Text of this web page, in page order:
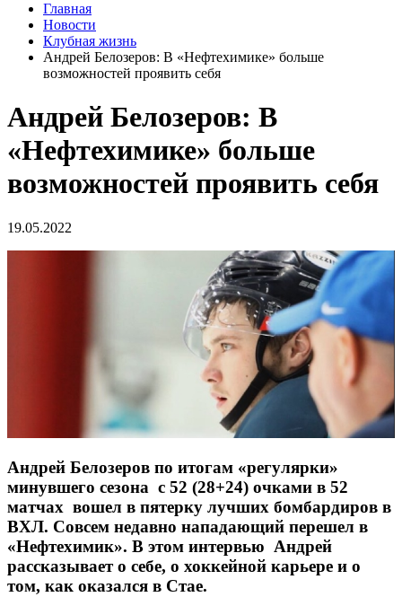
Главная
Новости
Клубная жизнь
Андрей Белозеров: В «Нефтехимике» больше
возможностей проявить себя
Андрей Белозеров: В
«Нефтехимике» больше
возможностей проявить себя
19.05.2022
Андрей Белозеров по итогам «регулярки»
минувшего сезона с 52 (28+24) очками в 52
матчах вошел в пятерку лучших бомбардиров в
ВХЛ. Совсем недавно нападающий перешел в
«Нефтехимик». В этом интервью Андрей
рассказывает о себе, о хоккейной карьере и о
том, как оказался в Стае.